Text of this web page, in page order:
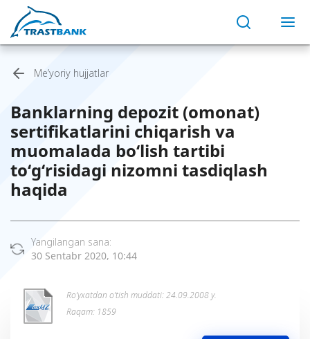
Me’yoriy hujjatlar
Banklarning depozit (omonat)
sertifikatlarini chiqarish va
muomalada bo‘lish tartibi
to‘g‘risidagi nizomni tasdiqlash
haqida
Yangilangan sana:
30 Sentabr 2020, 10:44
Ro’yxatdan o’tish muddati: 24.09.2008 y.
Raqam: 1859